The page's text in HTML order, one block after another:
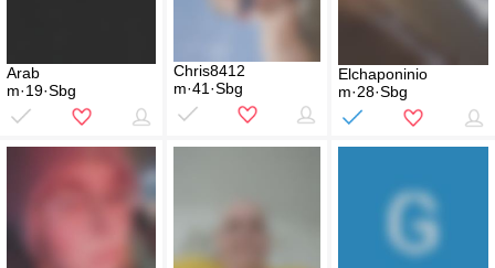
Arab
m·19·Sbg
Chris8412
m·41·Sbg
Elchaponinio
m·28·Sbg